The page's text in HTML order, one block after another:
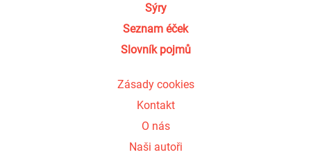
Sýry
Seznam éček
Slovník pojmů
Zásady cookies
Kontakt
O nás
Naši autoři